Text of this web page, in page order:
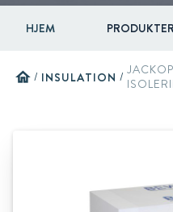
HJEM PRODUKTER
home / INSULATION /